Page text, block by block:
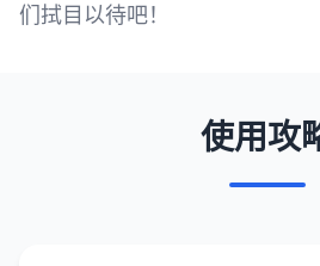
们拭目以待吧！
使用攻